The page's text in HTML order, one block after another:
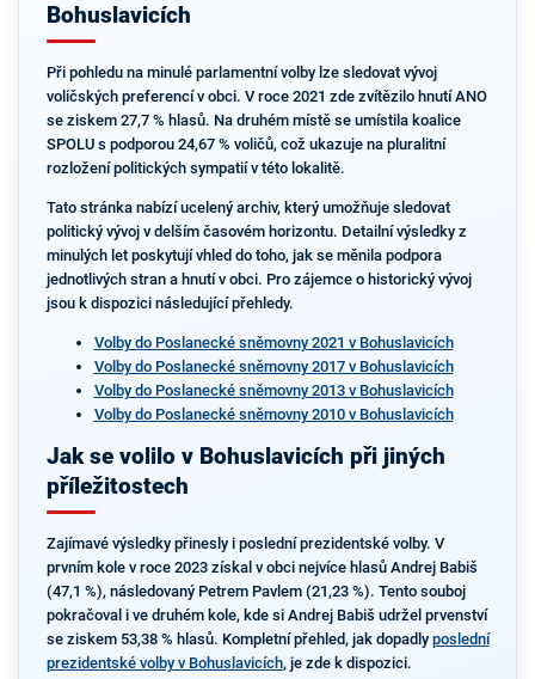
Bohuslavicích
Při pohledu na minulé parlamentní volby lze sledovat vývoj
voličských preferencí v obci. V roce 2021 zde zvítězilo hnutí ANO
se ziskem 27,7 % hlasů. Na druhém místě se umístila koalice
SPOLU s podporou 24,67 % voličů, což ukazuje na pluralitní
rozložení politických sympatií v této lokalitě.
Tato stránka nabízí ucelený archiv, který umožňuje sledovat
politický vývoj v delším časovém horizontu. Detailní výsledky z
minulých let poskytují vhled do toho, jak se měnila podpora
jednotlivých stran a hnutí v obci. Pro zájemce o historický vývoj
jsou k dispozici následující přehledy.
Volby do Poslanecké sněmovny 2021 v Bohuslavicích
Volby do Poslanecké sněmovny 2017 v Bohuslavicích
Volby do Poslanecké sněmovny 2013 v Bohuslavicích
Volby do Poslanecké sněmovny 2010 v Bohuslavicích
Jak se volilo v Bohuslavicích při jiných
příležitostech
Zajímavé výsledky přinesly i poslední prezidentské volby. V
prvním kole v roce 2023 získal v obci nejvíce hlasů Andrej Babiš
(47,1 %), následovaný Petrem Pavlem (21,23 %). Tento souboj
pokračoval i ve druhém kole, kde si Andrej Babiš udržel prvenství
se ziskem 53,38 % hlasů. Kompletní přehled, jak dopadly poslední
prezidentské volby v Bohuslavicích, je zde k dispozici.